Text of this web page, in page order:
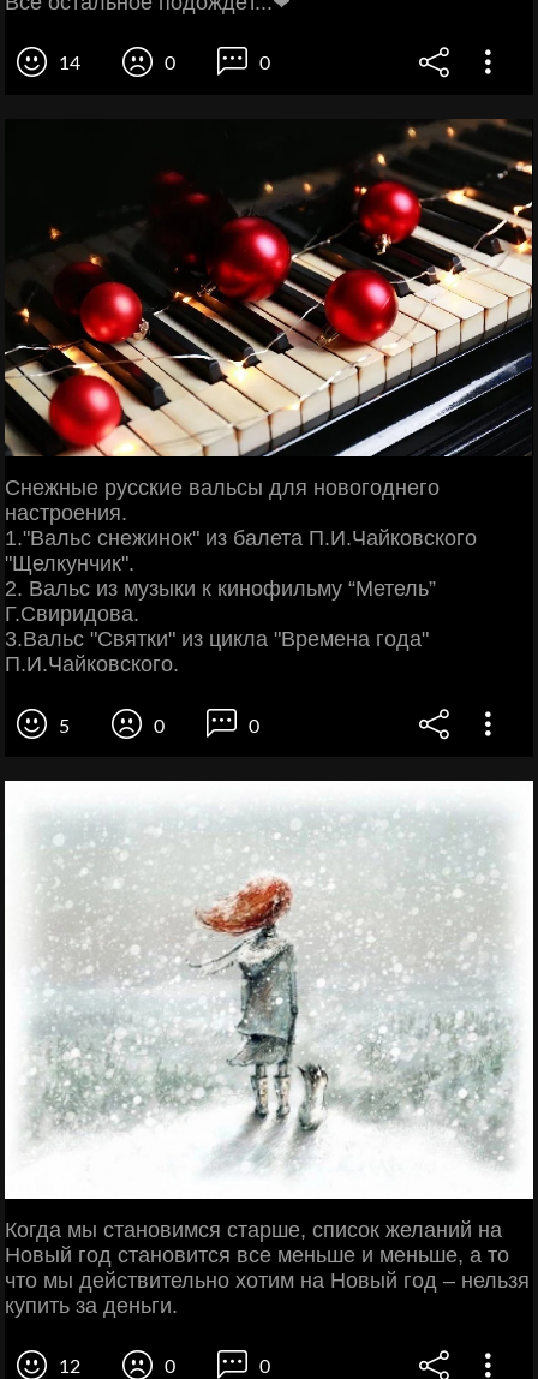
14 0 0
Снежные русские вальсы для новогоднего
настроения.
1."Вальс снежинок" из балета П.И.Чайковского
"Щелкунчик".
2. Вальс из музыки к кинофильму “Метель”
Г.Свиридова.
3.Вальс "Святки" из цикла "Времена года"
П.И.Чайковского.
5 0 0
Когда мы становимся старше, список желаний на
Новый год становится все меньше и меньше, а то
что мы действительно хотим на Новый год – нельзя
купить за деньги.
12 0 0